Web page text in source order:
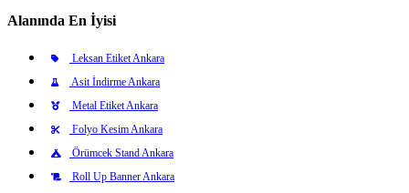
Alanında En İyisi
Leksan Etiket Ankara
Asit İndirme Ankara
Metal Etiket Ankara
Folyo Kesim Ankara
Örümcek Stand Ankara
Roll Up Banner Ankara